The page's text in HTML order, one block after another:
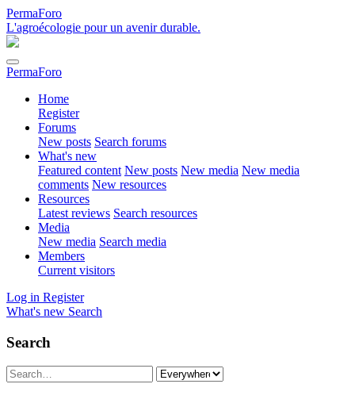
PermaForo
L'agroécologie pour un avenir durable.
PermaForo
Home
Register
Forums
New posts Search forums
What's new
Featured content New posts New media New media
comments New resources
Resources
Latest reviews Search resources
Media
New media Search media
Members
Current visitors
Log in Register
What's new Search
Search